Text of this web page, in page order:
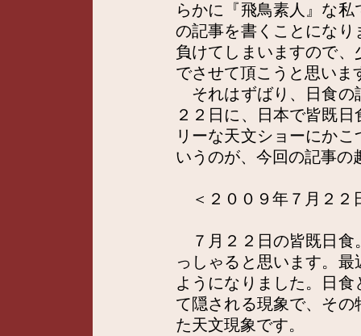
らかに『飛鳥素人』な
の記事を書くことにな
負けてしまいますので
でさせて頂こうと思いま
それはずばり、日食
２２日に、日本で皆既
リーな天文ショーにか
いうのが、今回の記事の
＜２００９年７月２２
７月２２日の皆既日食
っしゃると思います。
ようになりました。日
て隠される現象で、そ
た天文現象です。